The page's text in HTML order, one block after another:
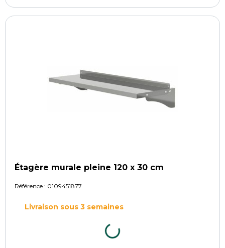
Étagère murale pleine 120 x 30 cm
Référence : 0109451877
Livraison sous 3 semaines